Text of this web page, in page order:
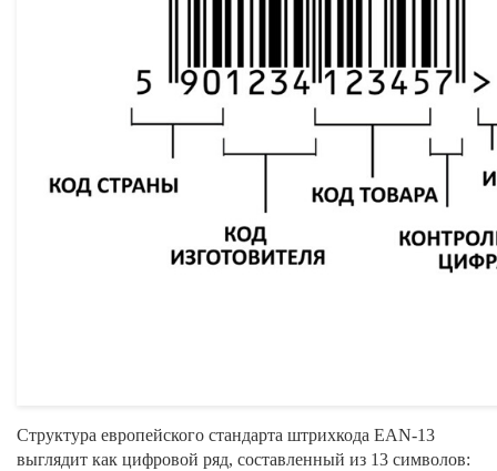
Структура европейского стандарта штрихкода EAN-13
выглядит как цифровой ряд, составленный из 13 символов: